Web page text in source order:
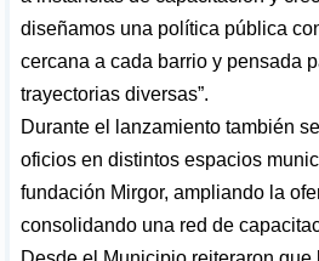
diseñamos una política pública
cercana a cada barrio y pensada
trayectorias diversas”.
Durante el lanzamiento también
oficios en distintos espacios
fundación Mirgor, ampliando la
consolidando una red de